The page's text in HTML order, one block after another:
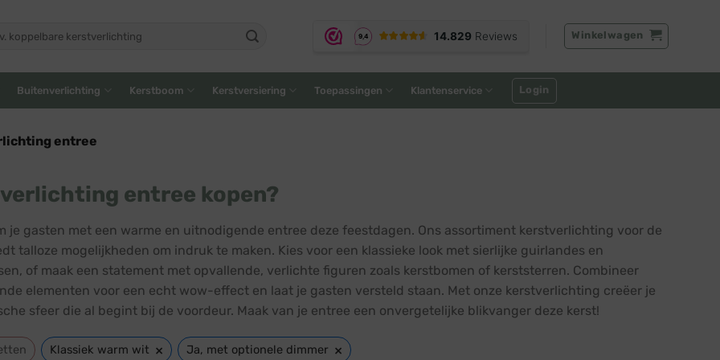
Winkelwagen
Buitenverlichting Kerstboom Kerstversiering Toepassingen Klantenservice Login
entree
entree kopen?
je gasten met een warme en uitnodigende entree deze feestdagen. Ons assortiment kerstverlichting voor de
talloze mogelijkheden om indruk te maken. Kies voor een klassieke look met sierlijke guirlandes en
of maak een statement met opvallende, verlichte figuren zoals kerstbomen of kerststerren. Combineer
elementen voor een echt wow-effect en laat je gasten versteld staan. Met onze kerstverlichting creëer je
sfeer die al begint bij de voordeur. Maak van je entree een onvergetelijke blikvanger deze kerst!
Klassiek warm wit × Ja, met optionele dimmer ×